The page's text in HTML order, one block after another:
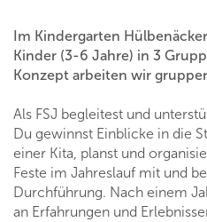
Im Kindergarten
Kinder (3-6 Jahre) in 3
Konzept arbeiten wir
Als FSJ begleitest und
Du gewinnst Einblicke in die
einer Kita, planst und
Feste im Jahreslauf mit und
Durchführung. Nach einem
an Erfahrungen und